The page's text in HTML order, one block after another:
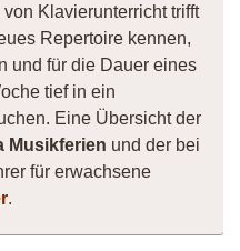
Klavierunterricht trifft
Repertoire kennen,
und für die Dauer eines
tief in ein
Eine Übersicht der
Musikferien und der bei
für erwachsene
.